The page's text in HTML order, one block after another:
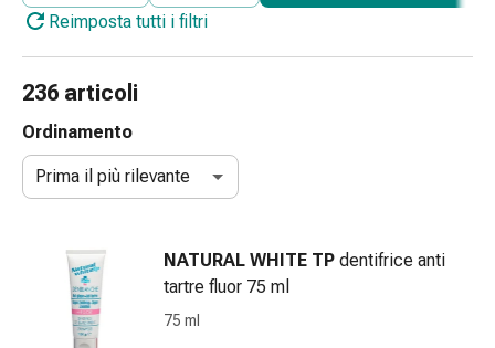
raffreddore
gola
Tosse
e
bronchite
accessori
Detergente
Reimposta tutti i filtri
236 articoli
Ordinamento
Prima il più rilevante
NATURAL WHITE TP dentifrice anti
tartre fluor 75 ml
75 ml